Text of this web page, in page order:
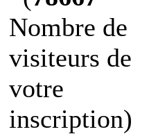
Nombre de
visiteurs de
votre
inscription)